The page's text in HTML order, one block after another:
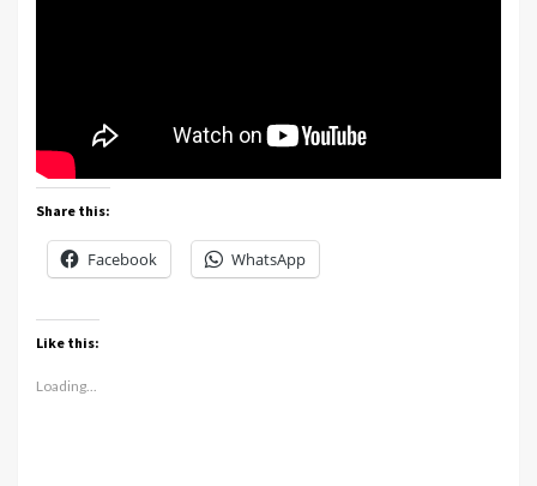
Share this:
Facebook WhatsApp
Like this:
Loading...